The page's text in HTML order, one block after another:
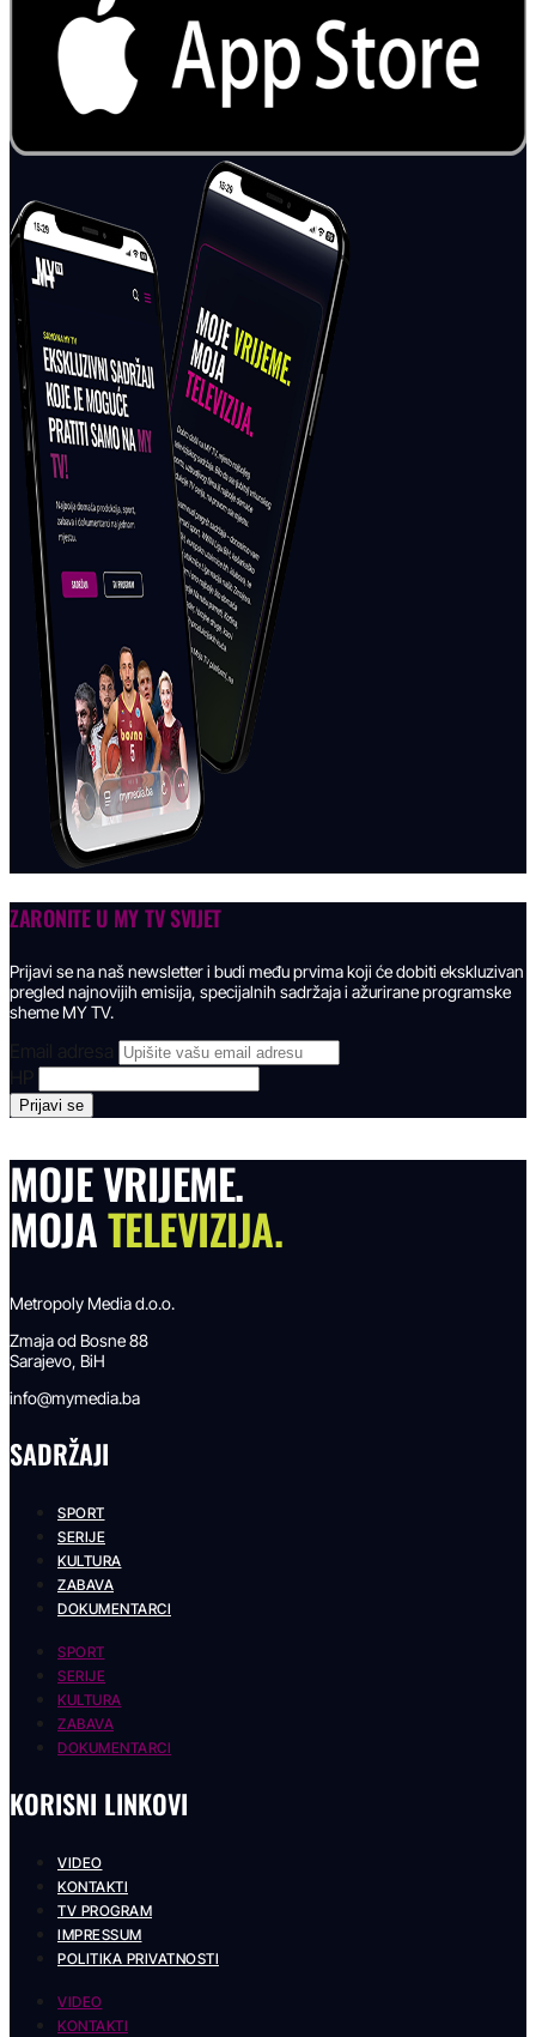
ZARONITE U MY TV SVIJET
Prijavi se na naš newsletter i budi među prvima koji će dobiti ekskluzivan
pregled najnovijih emisija, specijalnih sadržaja i ažurirane programske
sheme MY TV.
Email adresa
MOJE VRIJEME.
MOJATELEVIZIJA.
Metropoly Media d.o.o.
Zmaja od Bosne 88
Sarajevo, BiH
info@mymedia.ba
SADRŽAJI
SPORT
SERIJE
KULTURA
ZABAVA
DOKUMENTARCI
SPORT
SERIJE
KULTURA
ZABAVA
DOKUMENTARCI
KORISNI LINKOVI
VIDEO
KONTAKTI
TV PROGRAM
IMPRESSUM
POLITIKA PRIVATNOSTI
VIDEO
KONTAKTI